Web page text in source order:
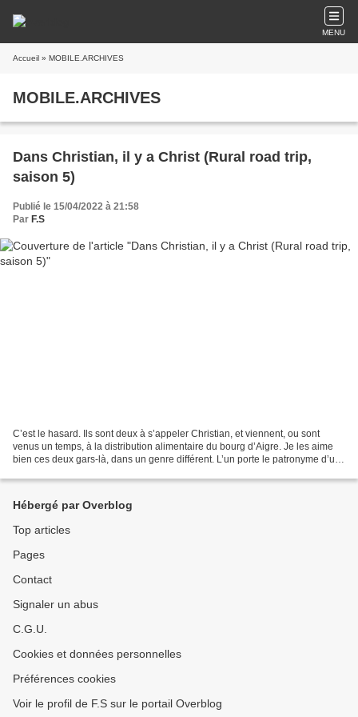
MENU
Accueil » MOBILE.ARCHIVES
MOBILE.ARCHIVES
Dans Christian, il y a Christ (Rural road trip,
saison 5)
Publié le 15/04/2022 à 21:58
Par F.S
C’est le hasard. Ils sont deux à s’appeler Christian, et viennent, ou sont
venus un temps, à la distribution alimentaire du bourg d’Aigre. Je les aime
bien ces deux gars-là, dans un genre différent. L’un porte le patronyme d’un
Hébergé par Overblog
Top articles
Pages
Contact
Signaler un abus
C.G.U.
Cookies et données personnelles
Préférences cookies
Voir le profil de F.S sur le portail Overblog